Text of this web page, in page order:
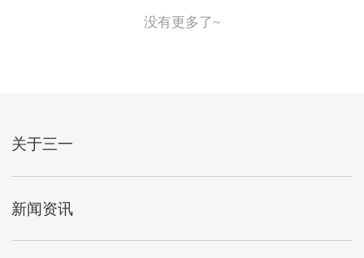
没有更多了~
关于三一
新闻资讯